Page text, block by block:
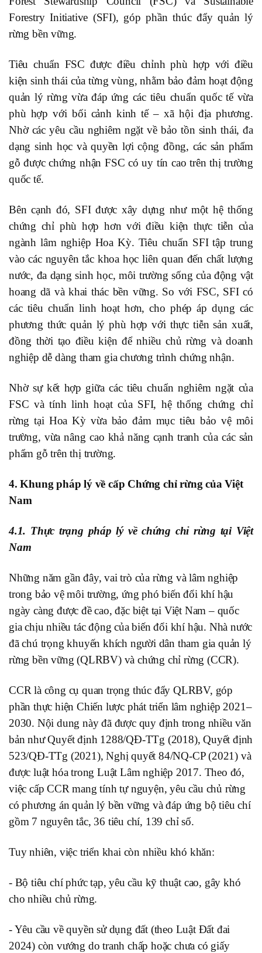
Forestry Initiative (SFI), góp phần thúc đẩy quản lý
rừng bền vững.
Tiêu chuẩn FSC được điều chỉnh phù hợp với điều
kiện sinh thái của từng vùng, nhằm bảo đảm hoạt động
quản lý rừng vừa đáp ứng các tiêu chuẩn quốc tế vừa
phù hợp với bối cảnh kinh tế – xã hội địa phương.
Nhờ các yêu cầu nghiêm ngặt về bảo tồn sinh thái, đa
dạng sinh học và quyền lợi cộng đồng, các sản phẩm
gỗ được chứng nhận FSC có uy tín cao trên thị trường
quốc tế.
Bên cạnh đó, SFI được xây dựng như một hệ thống
chứng chỉ phù hợp hơn với điều kiện thực tiễn của
ngành lâm nghiệp Hoa Kỳ. Tiêu chuẩn SFI tập trung
vào các nguyên tắc khoa học liên quan đến chất lượng
nước, đa dạng sinh học, môi trường sống của động vật
hoang dã và khai thác bền vững. So với FSC, SFI có
các tiêu chuẩn linh hoạt hơn, cho phép áp dụng các
phương thức quản lý phù hợp với thực tiễn sản xuất,
đồng thời tạo điều kiện để nhiều chủ rừng và doanh
nghiệp dễ dàng tham gia chương trình chứng nhận.
Nhờ sự kết hợp giữa các tiêu chuẩn nghiêm ngặt của
FSC và tính linh hoạt của SFI, hệ thống chứng chỉ
rừng tại Hoa Kỳ vừa bảo đảm mục tiêu bảo vệ môi
trường, vừa nâng cao khả năng cạnh tranh của các sản
phẩm gỗ trên thị trường.
4. Khung pháp lý về cấp Chứng chỉ rừng của Việt
Nam
4.1. Thực trạng pháp lý về chứng chỉ rừng tại Việt
Nam
Những năm gần đây, vai trò của rừng và lâm nghiệp
trong bảo vệ môi trường, ứng phó biến đổi khí hậu
ngày càng được đề cao, đặc biệt tại Việt Nam – quốc
gia chịu nhiều tác động của biến đổi khí hậu. Nhà nước
đã chú trọng khuyến khích người dân tham gia quản lý
rừng bền vững (QLRBV) và chứng chỉ rừng (CCR).
CCR là công cụ quan trọng thúc đẩy QLRBV, góp
phần thực hiện Chiến lược phát triển lâm nghiệp 2021–
2030. Nội dung này đã được quy định trong nhiều văn
bản như Quyết định 1288/QĐ-TTg (2018), Quyết định
523/QĐ-TTg (2021), Nghị quyết 84/NQ-CP (2021) và
được luật hóa trong Luật Lâm nghiệp 2017. Theo đó,
việc cấp CCR mang tính tự nguyện, yêu cầu chủ rừng
có phương án quản lý bền vững và đáp ứng bộ tiêu chí
gồm 7 nguyên tắc, 36 tiêu chí, 139 chỉ số.
Tuy nhiên, việc triển khai còn nhiều khó khăn:
- Bộ tiêu chí phức tạp, yêu cầu kỹ thuật cao, gây khó
cho nhiều chủ rừng.
- Yêu cầu về quyền sử dụng đất (theo Luật Đất đai
2024) còn vướng do tranh chấp hoặc chưa có giấy